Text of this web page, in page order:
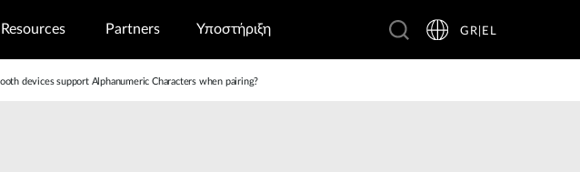
Resources Partners Υποστήριξη GR|EL
devices support Alphanumeric Characters when pairing?